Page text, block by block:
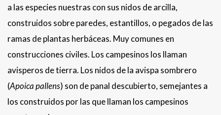
a las especies nuestras con sus nidos de arcilla,
construidos sobre paredes, estantillos, o pegados de las
ramas de plantas herbáceas. Muy comunes en
construcciones civiles. Los campesinos los llaman
avisperos de tierra. Los nidos de la avispa sombrero
(Apoica pallens) son de panal descubierto, semejantes a
los construidos por las que llaman los campesinos